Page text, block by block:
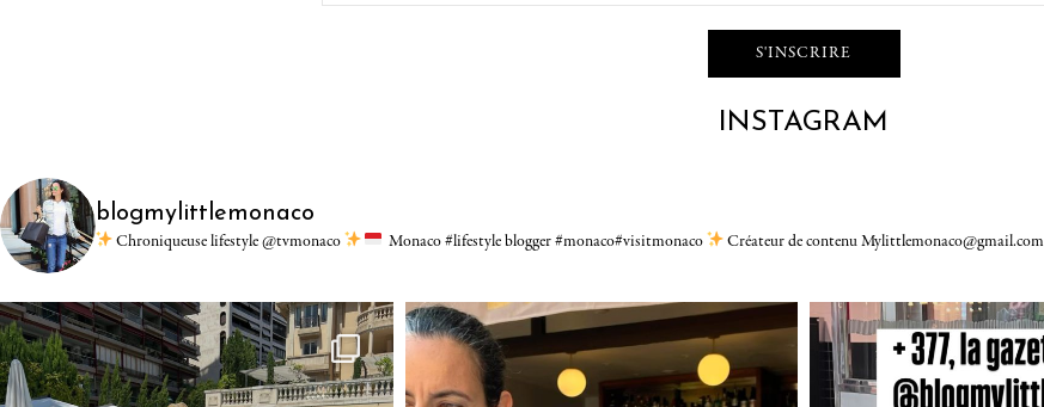
INSTAGRAM
blogmylittlemonaco
Chroniqueuse lifestyle @tvmonaco Monaco #lifestyle blogger #monaco#visitmonaco Créateur de contenu Mylittlemonaco@gmail.com